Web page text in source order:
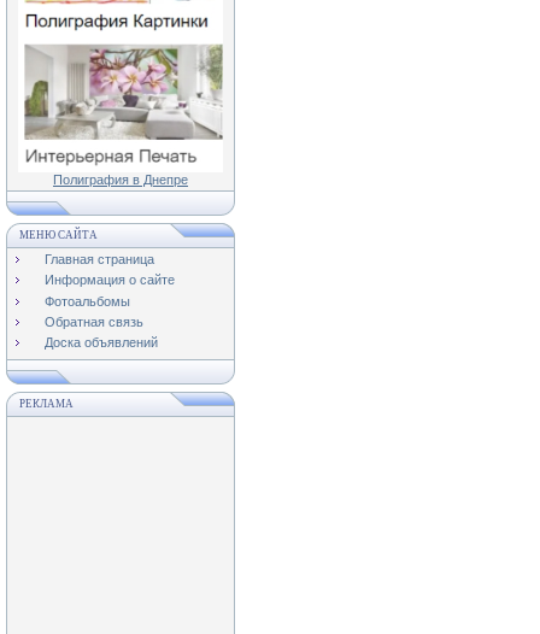
Полиграфия в Днепре
МЕНЮ САЙТА
Главная страница
Информация о сайте
Фотоальбомы
Обратная связь
Доска объявлений
РЕКЛАМА